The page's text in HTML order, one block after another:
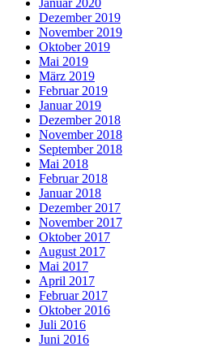
Dezember 2019
November 2019
Oktober 2019
Mai 2019
März 2019
Februar 2019
Januar 2019
Dezember 2018
November 2018
September 2018
Mai 2018
Februar 2018
Januar 2018
Dezember 2017
November 2017
Oktober 2017
August 2017
Mai 2017
April 2017
Februar 2017
Oktober 2016
Juli 2016
Juni 2016